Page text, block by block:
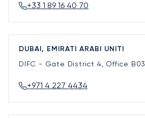
+33 1 89 16 40 70
DUBAI, EMIRATI ARABI UNITI
DIFC - Gate District 4, Office B03
+971 4 227 4434